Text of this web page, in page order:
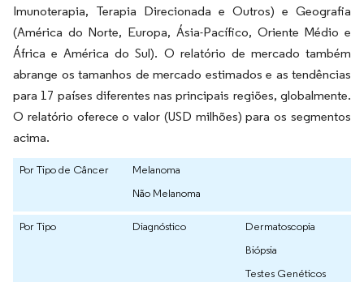
Imunoterapia, Terapia Direcionada e Outros) e Geografia
(América do Norte, Europa, Ásia-Pacífico, Oriente Médio e
África e América do Sul). O relatório de mercado também
abrange os tamanhos de mercado estimados e as tendências
para 17 países diferentes nas principais regiões, globalmente.
O relatório oferece o valor (USD milhões) para os segmentos
acima.
Por Tipo de Câncer
Melanoma
Não Melanoma
Por Tipo Diagnóstico
Dermatoscopia
Biópsia
Testes Genéticos